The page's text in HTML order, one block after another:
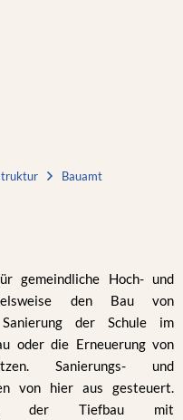
Bauamt
gemeindliche Hoch- und
den Bau von
der Schule im
oder die Erneuerung von
Sanierungs- und
von hier aus gesteuert.
der Tiefbau mit